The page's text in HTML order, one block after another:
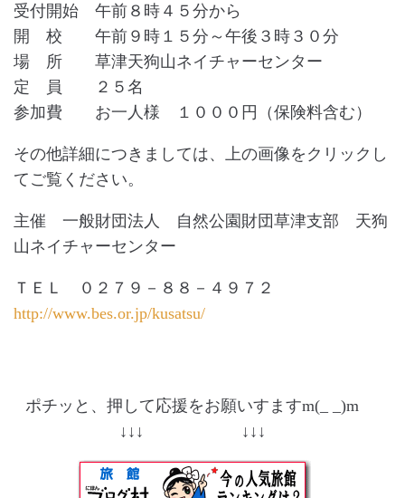
受付開始 午前８時４５分から
開 校 午前９時１５分～午後３時３０分
場 所 草津天狗山ネイチャーセンター
定 員 ２５名
参加費 お一人様 １０００円（保険料含む）
その他詳細につきましては、上の画像をクリックし
てご覧ください。
主催 一般財団法人 自然公園財団草津支部 天狗
山ネイチャーセンター
ＴＥＬ ０２７９－８８－４９７２
http://www.bes.or.jp/kusatsu/
ポチッと、押して応援をお願いすますm(_ _)m
↓↓↓ ↓↓↓